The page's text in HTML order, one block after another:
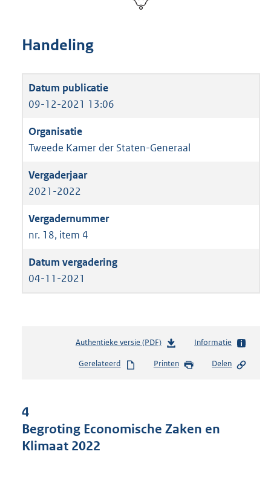
Handeling
09-12-2021 13:06
Tweede Kamer der Staten-Generaal
2021-2022
nr. 18, item 4
04-11-2021
Authentieke versie (PDF)b
s
s
Informatie
Gerelateerd Printen Delen
4
Begroting Economische Zaken en
Klimaat 2022